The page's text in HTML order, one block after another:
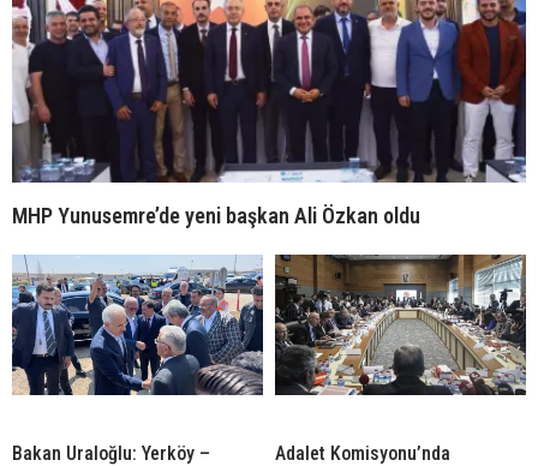
MHP Yunusemre’de yeni başkan Ali Özkan oldu
Bakan Uraloğlu: Yerköy –
Adalet Komisyonu’nda